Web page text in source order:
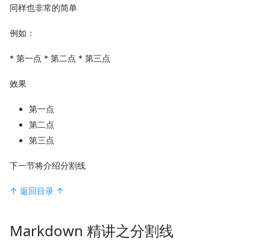
同样也非常的简单
例如：
* 第一点 * 第二点 * 第三点
效果
第一点
第二点
第三点
下一节将介绍分割线
↑ 返回目录 ↑
Markdown 精讲之分割线